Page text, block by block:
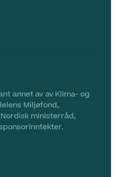
annet av av Klima- og
Miljøfond,
ministerråd,